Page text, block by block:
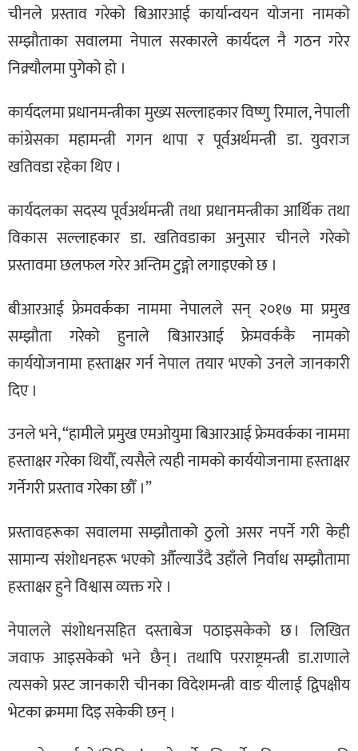
चीनले प्रस्ताव गरेको बिआरआई कार्यान्वयन योजना नामको
सम्झौताका सवालमा नेपाल सरकारले कार्यदल नै गठन गरेर
निक्र्यौलमा पुगेको हो ।
कार्यदलमा प्रधानमन्त्रीका मुख्य सल्लाहकार विष्णु रिमाल, नेपाली
कांग्रेसका महामन्त्री गगन थापा र पूर्वअर्थमन्त्री डा. युवराज
खतिवडा रहेका थिए ।
कार्यदलका सदस्य पूर्वअर्थमन्त्री तथा प्रधानमन्त्रीका आर्थिक तथा
विकास सल्लाहकार डा. खतिवडाका अनुसार चीनले गरेको
प्रस्तावमा छलफल गरेर अन्तिम टुङ्गो लगाइएको छ ।
बीआरआई फ्रेमवर्कका नाममा नेपालले सन् २०१७ मा प्रमुख
सम्झौता गरेको हुनाले बिआरआई फ्रेमवर्ककै नामको
कार्ययोजनामा हस्ताक्षर गर्न नेपाल तयार भएको उनले जानकारी
दिए ।
उनले भने, “हामीले प्रमुख एमओयुमा बिआरआई फ्रेमवर्कका नाममा
हस्ताक्षर गरेका थियौँ, त्यसैले त्यही नामको कार्ययोजनामा हस्ताक्षर
गर्नेगरी प्रस्ताव गरेका छौँ ।”
प्रस्तावहरूका सवालमा सम्झौताको ठुलो असर नपर्ने गरी केही
सामान्य संशोधनहरू भएको औँल्याउँदै उहाँले निर्वाध सम्झौतामा
हस्ताक्षर हुने विश्वास व्यक्त गरे ।
नेपालले संशोधनसहित दस्ताबेज पठाइसकेको छ । लिखित
जवाफ आइसकेको भने छैन् । तथापि परराष्ट्रमन्त्री डा.राणाले
त्यसको प्रस्ट जानकारी चीनका विदेशमन्त्री वाङ यीलाई द्विपक्षीय
भेटका क्रममा दिइ सकेकी छन् ।